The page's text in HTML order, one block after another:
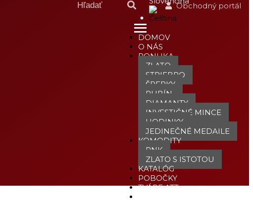
Obchodný portál
DOMOV
O NÁS
PONUKA
ZLATO
STRIEBRO
ŠPERKY
RUBÍN
DIAMANTY
INVESTIČNÉ MINCE
HODINKY
JEDINEČNÉ MEDAILE
KOMODITY
PNK
ZLATO S ISTOTOU
KATALÓG
POBOČKY
TVÁRE ATT